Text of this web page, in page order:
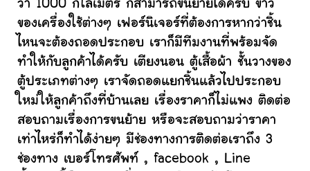
ว่า 1000 กิโลเมตร ก็สามารถขนย้ายได้ครับ ข้าว
ของเครื่องใช้ต่างๆ เฟอร์นิเจอร์ที่ต้องการหากว่าชิ้น
ไหนจะต้องถอดประกอบ เราก็มีทีมงานที่พร้อมจัด
ทำให้กับลูกค้าได้ครับ เตียงนอน ตู้เสื้อผ้า ชั้นวางของ
ตู้ประเภทต่างๆ เราจัดถอดแยกชิ้นแล้วไปประกอบ
ใหม่ให้ลูกค้าถึงที่บ้านเลย เรื่องราคาก็ไม่แพง ติดต่อ
สอบถามเรื่องการขนย้าย หรือจะสอบถามว่าราคา
เท่าไหร่ก็ทำได้ง่ายๆ มีช่องทางการติดต่อเราถึง 3
ช่องทาง เบอร์โทรศัพท์ , facebook , Line